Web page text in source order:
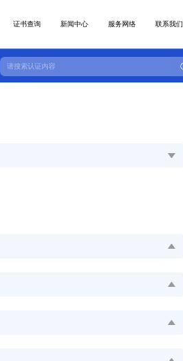
证书查询 新闻中心 服务网络 联系我们